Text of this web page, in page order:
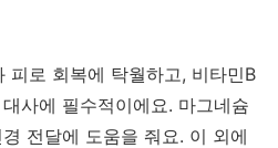
피로 회복에 탁월하고, 비타민B
사에 필수적이에요. 마그네슘
전달에 도움을 줘요. 이 외에